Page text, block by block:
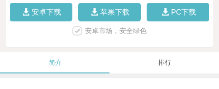
安卓下载 苹果下载 PC下载
安卓市场，安全绿色
简介 排行